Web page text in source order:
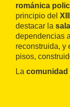
románica
principio del XIII
destacar la
dependencias
reconstruida, y
pisos,
La comunidad
los